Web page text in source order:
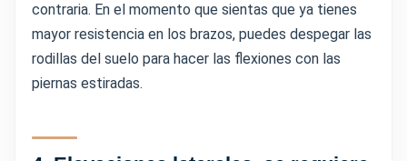
contraria. En el momento que sientas que ya tienes
mayor resistencia en los brazos, puedes despegar las
rodillas del suelo para hacer las flexiones con las
piernas estiradas.